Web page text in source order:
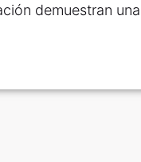
demuestran